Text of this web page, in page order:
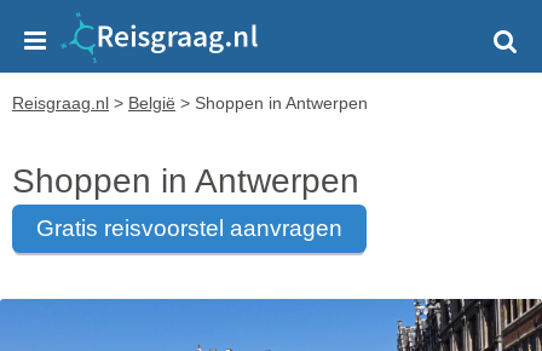
Reisgraag.nl > België > Shoppen in Antwerpen
Shoppen in Antwerpen
gratis reisvoorstel aanvragen